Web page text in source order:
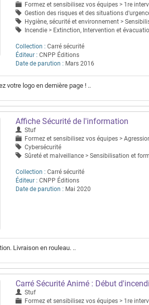
Formez et sensibilisez vos équipes > 1re
Gestion des risques et des situations
Hygiène, sécurité et environnement >
Incendie > Extinction, Intervention et
Collection : Carré sécurité
Éditeur : CNPP Éditions
Date de parution : Mars 2016
votre logo en dernière page ! ..
Affiche Sécurité de l'information
Stuf
Formez et sensibilisez vos équipes >
Cybersécurité
Sûreté et malveillance > Sensibilisation et
Collection : Carré sécurité
Éditeur : CNPP Éditions
Date de parution : Mai 2020
Livraison en rouleau. ..
Carré Sécurité Animé : Début
Stuf
Formez et sensibilisez vos équipes > 1re